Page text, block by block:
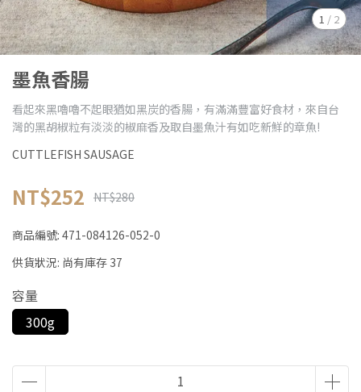
1 / 2
墨魚香腸
看起來黑嚕嚕不起眼猶如黑炭的香腸，有滿滿豐富好食材，來自台
灣的黑胡椒粒有淡淡的椒麻香及取自墨魚汁有如吃新鮮的章魚!
CUTTLEFISH SAUSAGE
NT$252 NT$280
商品編號: 471-084126-052-0
供貨狀況: 尚有庫存 37
容量
300g